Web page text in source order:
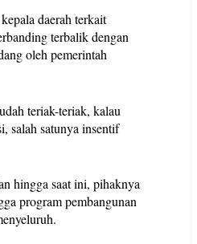
daerah terkait
terbalik dengan
oleh pemerintah
teriak-teriak, kalau
salah satunya insentif
hingga saat ini, pihaknya
program pembangunan